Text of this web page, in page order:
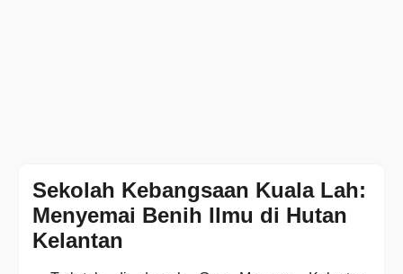
Sekolah Kebangsaan Kuala Lah:
Menyemai Benih Ilmu di Hutan
Kelantan